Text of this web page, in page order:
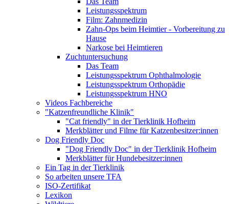
Leistungsspektrum
Film: Zahnmedizin
Zahn-Ops beim Heimtier - Vorbereitung zu
Hause
Narkose bei Heimtieren
Zuchtuntersuchung
Das Team
Leistungsspektrum Ophthalmologie
Leistungsspektrum Orthopädie
Leistungsspektrum HNO
Videos Fachbereiche
"Katzenfreundliche Klinik"
"Cat friendly" in der Tierklinik Hofheim
Merkblätter und Filme für Katzenbesitzer:innen
Dog Friendly Doc
"Dog Friendly Doc" in der Tierklinik Hofheim
Merkblätter für Hundebesitzer:innen
Ein Tag in der Tierklinik
So arbeiten unsere TFA
ISO-Zertifikat
Lexikon